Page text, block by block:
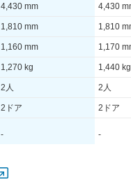
4,430 mm 4,430
1,810 mm 1,810
1,160 mm 1,170
1,270 kg 1,440 kg
2人 2人
2ドア 2ドア
- -
206.00 [280]/ 7,300